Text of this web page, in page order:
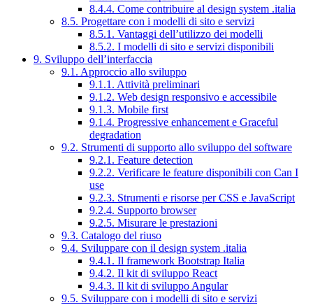
8.4.4. Come contribuire al design system .italia
8.5. Progettare con i modelli di sito e servizi
8.5.1. Vantaggi dell’utilizzo dei modelli
8.5.2. I modelli di sito e servizi disponibili
9. Sviluppo dell’interfaccia
9.1. Approccio allo sviluppo
9.1.1. Attività preliminari
9.1.2. Web design responsivo e accessibile
9.1.3. Mobile first
9.1.4. Progressive enhancement e Graceful
degradation
9.2. Strumenti di supporto allo sviluppo del software
9.2.1. Feature detection
9.2.2. Verificare le feature disponibili con Can I
use
9.2.3. Strumenti e risorse per CSS e JavaScript
9.2.4. Supporto browser
9.2.5. Misurare le prestazioni
9.3. Catalogo del riuso
9.4. Sviluppare con il design system .italia
9.4.1. Il framework Bootstrap Italia
9.4.2. Il kit di sviluppo React
9.4.3. Il kit di sviluppo Angular
9.5. Sviluppare con i modelli di sito e servizi